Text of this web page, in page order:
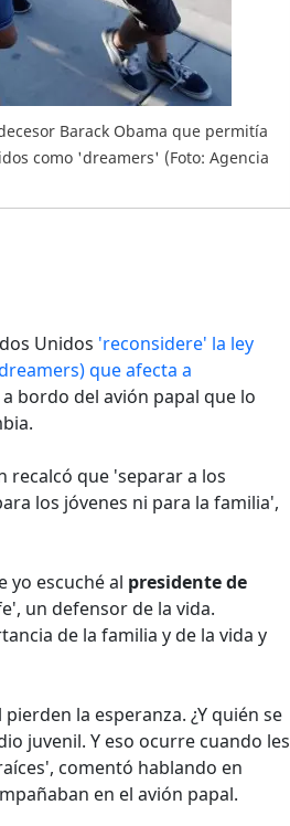
Barack Obama que permitía
como 'dreamers' (Foto: Agencia
Unidos 'reconsidere' la ley
que afecta a
bordo del avión papal que lo
recalcó que 'separar a los
los jóvenes ni para la familia',
yo escuché al presidente de
un defensor de la vida.
de la familia y de la vida y
la esperanza. ¿Y quién se
juvenil. Y eso ocurre cuando les
comentó hablando en
en el avión papal.